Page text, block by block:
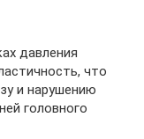
давления
что
и нарушению
головного